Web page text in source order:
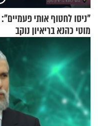
"ניסו לחטוף אותי פעמיים":
מוטי כהנא בריאיון נוקב